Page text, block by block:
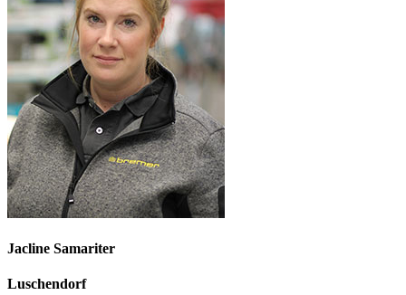
Jacline Samariter
Luschendorf